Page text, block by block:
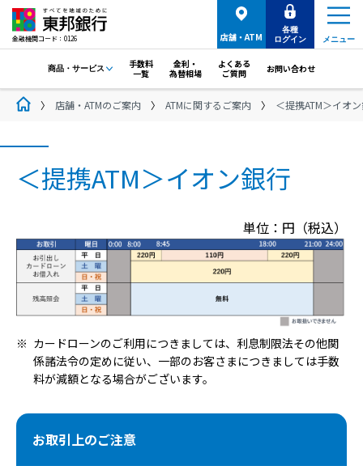
金融機関コード：0126 メニュー
店舗・ATM
各種
ログイン
商品・サービス
手数料
一覧
金利・
為替相場
よくある
ご質問
お問い合わせ
店舗・ATMのご案内 ATMに関するご案内 ＜提携ATM＞イオ
＜提携ATM＞イオン銀行
単位：円（税込）
カードローンのご利用につきましては、利息制限法その他関
係諸法令の定めに従い、一部のお客さまにつきましては手数
料が減額となる場合がございます。
お取引上のご注意